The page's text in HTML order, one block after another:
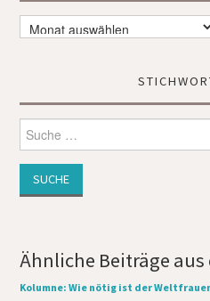
Timeline
Suche
nach:
Ähnliche Beiträge
Kolumne: Wie nötig ist der